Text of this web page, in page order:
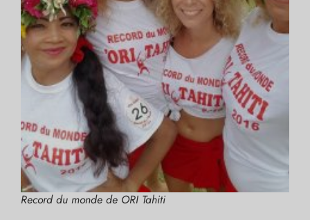
Record du monde de ORI Tahiti